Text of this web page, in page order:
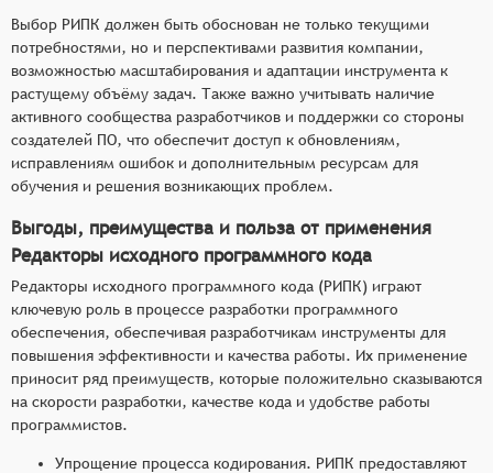
Выбор РИПК должен быть обоснован не только текущими
потребностями, но и перспективами развития компании,
возможностью масштабирования и адаптации инструмента к
растущему объёму задач. Также важно учитывать наличие
активного сообщества разработчиков и поддержки со стороны
создателей ПО, что обеспечит доступ к обновлениям,
исправлениям ошибок и дополнительным ресурсам для
обучения и решения возникающих проблем.
Выгоды, преимущества и польза от применения
Редакторы исходного программного кода
Редакторы исходного программного кода (РИПК) играют
ключевую роль в процессе разработки программного
обеспечения, обеспечивая разработчикам инструменты для
повышения эффективности и качества работы. Их применение
приносит ряд преимуществ, которые положительно сказываются
на скорости разработки, качестве кода и удобстве работы
программистов.
Упрощение процесса кодирования. РИПК предоставляют